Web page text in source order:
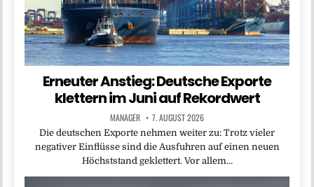
Erneuter Anstieg: Deutsche Exporte
klettern im Juni auf Rekordwert
MANAGER 7. AUGUST 2026
Die deutschen Exporte nehmen weiter zu: Trotz vieler
negativer Einflüsse sind die Ausfuhren auf einen neuen
Höchststand geklettert. Vor allem…